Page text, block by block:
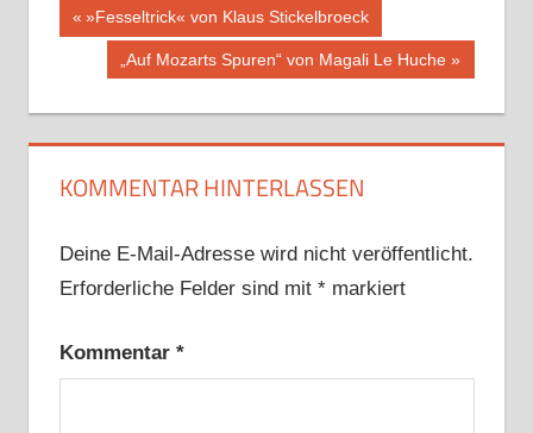
Beitragsnavigation
Vorheriger
Beitrag:
»Fesseltrick« von Klaus Stickelbroeck
Nächster
„Auf Mozarts Spuren“ von Magali Le Huche
KOMMENTAR HINTERLASSEN
Deine E-Mail-Adresse wird nicht veröffentlicht.
Erforderliche Felder sind mit *markiert
Kommentar *